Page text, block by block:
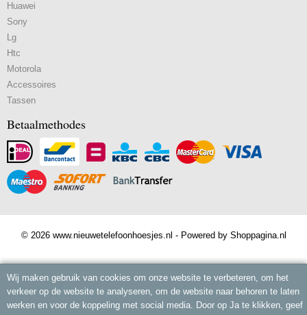
Huawei
Sony
Lg
Htc
Motorola
Accessoires
Tassen
Betaalmethodes
© 2026 www.nieuwetelefoonhoesjes.nl - Powered by Shoppagina.nl
Wij maken gebruik van cookies om onze website te verbeteren, om het
verkeer op de website te analyseren, om de website naar behoren te laten
werken en voor de koppeling met social media. Door op Ja te klikken, geef